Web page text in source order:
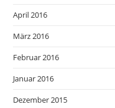
April 2016
März 2016
Februar 2016
Januar 2016
Dezember 2015